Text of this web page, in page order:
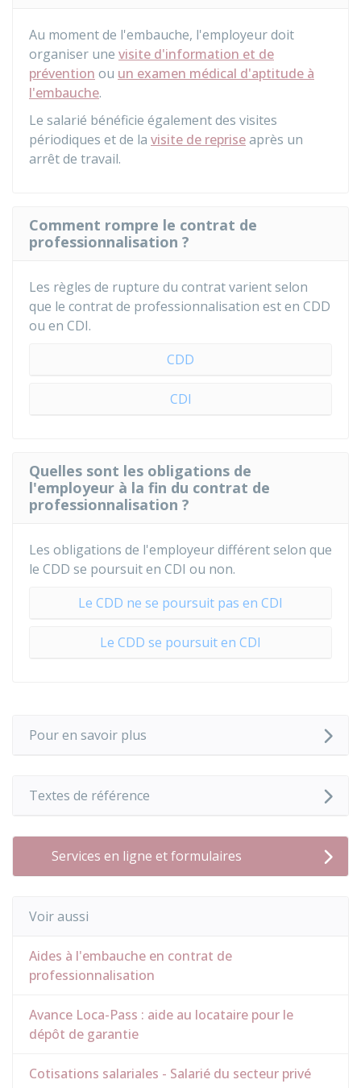
Au moment de l'embauche, l'employeur doit
organiser une visite d'information et de
prévention ou un examen médical d'aptitude à
l'embauche.
Le salarié bénéficie également des visites
périodiques et de la visite de repriseaprès un
arrêt de travail.
Comment rompre le contrat de
professionnalisation ?
Les règles de rupture du contrat varient selon
que le contrat de professionnalisation est en CDD
ou en CDI.
CDD
CDI
Quelles sont les obligations de
l'employeur à la fin du contrat de
professionnalisation ?
Les obligations de l'employeur différent selon que
le CDD se poursuit en CDI ou non.
Le CDD ne se poursuit pas en CDI
Le CDD se poursuit en CDI
Pour en savoir plus
Textes de référence
Services en ligne et formulaires
Voir aussi
Aides à l'embauche en contrat de
professionnalisation
Avance Loca-Pass : aide au locataire pour le
dépôt de garantie
Cotisations salariales - Salarié du secteur privé